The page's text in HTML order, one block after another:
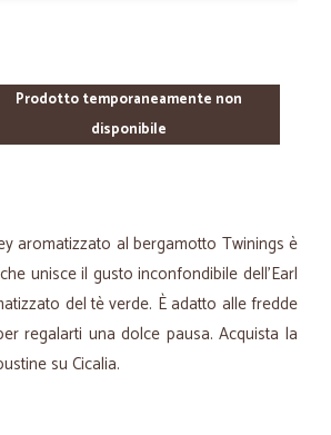
Prodotto temporaneamente non
disponibile
aromatizzato al bergamotto Twinings è
unisce il gusto inconfondibile dell’Earl
del tè verde. È adatto alle fredde
regalarti una dolce pausa. Acquista la
su Cicalia.